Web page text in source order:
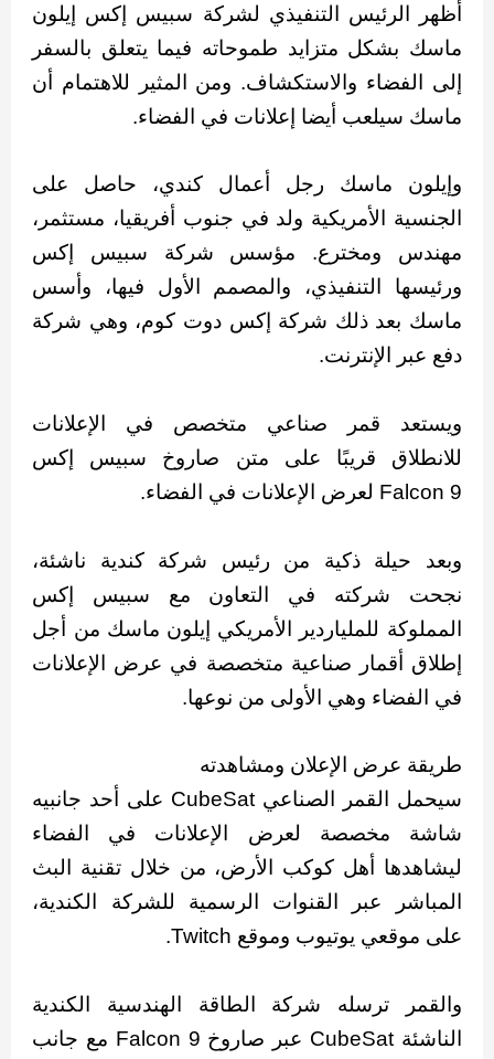
أظهر الرئيس التنفيذي لشركة سبيس إكس إيلون
ماسك بشكل متزايد طموحاته فيما يتعلق بالسفر
إلى الفضاء والاستكشاف. ومن المثير للاهتمام أن
ماسك سيلعب أيضا إعلانات في الفضاء.
وإيلون ماسك رجل أعمال كندي، حاصل على
الجنسية الأمريكية ولد في جنوب أفريقيا، مستثمر،
مهندس ومخترع. مؤسس شركة سبيس إكس
ورئيسها التنفيذي، والمصمم الأول فيها، وأسس
ماسك بعد ذلك شركة إكس دوت كوم، وهي شركة
دفع عبر الإنترنت.
ويستعد قمر صناعي متخصص في الإعلانات
للانطلاق قريبًا على متن صاروخ سبيس إكس
Falcon 9 لعرض الإعلانات في الفضاء.
وبعد حيلة ذكية من رئيس شركة كندية ناشئة،
نجحت شركته في التعاون مع سبيس إكس
المملوكة للملياردير الأمريكي إيلون ماسك من أجل
إطلاق أقمار صناعية متخصصة في عرض الإعلانات
في الفضاء وهي الأولى من نوعها.
طريقة عرض الإعلان ومشاهدته
سيحمل القمر الصناعي CubeSat على أحد جانبيه
شاشة مخصصة لعرض الإعلانات في الفضاء
ليشاهدها أهل كوكب الأرض، من خلال تقنية البث
المباشر عبر القنوات الرسمية للشركة الكندية،
على موقعي يوتيوب وموقع Twitch.
والقمر ترسله شركة الطاقة الهندسية الكندية
الناشئة CubeSat عبر صاروخ Falcon 9 مع جانب